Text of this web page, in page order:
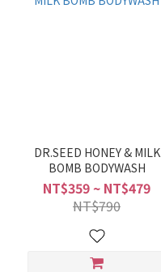
DR.SEED HONEY & MILK
BOMB BODYWASH
NT$359 ~ NT$479
NT$790